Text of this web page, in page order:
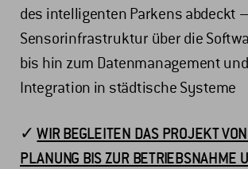
des intelligenten Parkens abdeckt
Sensorinfrastruktur über die
bis hin zum Datenmanagement
Integration in städtische Systeme
✓WIR BEGLEITEN DAS PROJEKT
PLANUNG BIS ZUR BETRIEBSNAHME